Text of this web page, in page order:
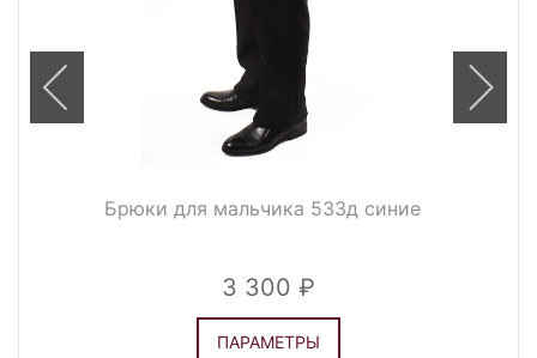
Брюки для мальчика 533д синие
3 300
ПАРАМЕТРЫ